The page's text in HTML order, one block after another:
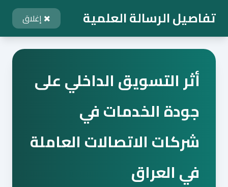
تفاصيل الرسالة العلمية
أثر التسويق الداخلي على
جودة الخدمات في
شركات الاتصالات العاملة
في العراق